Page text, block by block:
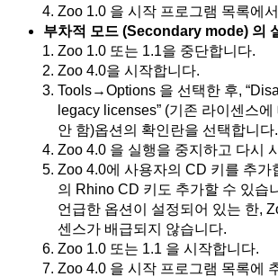
Zoo 1.0 을 시작 프로그램 목록에
부차적 모드 (Secondary mode) 의
Zoo 1.0 또는 1.1을 중단합니다.
Zoo 4.0을 시작합니다.
Tools→Options 을 선택한 후,
legacy licenses” (기존 라이센스
안 함)옵션의 확인란을 선택합니다.
Zoo 4.0 을 실행을 중지하고 다시
Zoo 4.0에 사용자의 CD 키를 추가
의 Rhino CD 키도 추가할 수 있습
언급한 옵션이 설정되어 있는 한,
센스가 배급되지 않습니다.
Zoo 1.0 또는 1.1 을 시작합니다.
Zoo 4.0 을 시작 프로그램 목록에